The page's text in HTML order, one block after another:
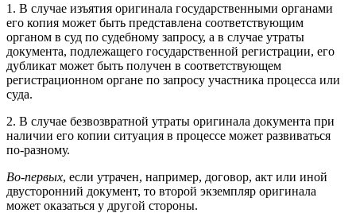
1. В случае изъятия оригинала государственными органами
его копия может быть представлена соответствующим
органом в суд по судебному запросу, а в случае утраты
документа, подлежащего государственной регистрации, его
дубликат может быть получен в соответствующем
регистрационном органе по запросу участника процесса или
суда.
2. В случае безвозвратной утраты оригинала документа при
наличии его копии ситуация в процессе может развиваться
по-разному.
Во-первых, если утрачен, например, договор, акт или иной
двусторонний документ, то второй экземпляр оригинала
может оказаться у другой стороны.